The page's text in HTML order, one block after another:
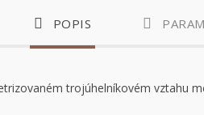
POPIS
trojúhelníkovém vztahu